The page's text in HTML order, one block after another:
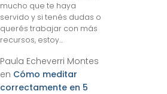
mucho que te haya
servido y si tenés dudas o
querés trabajar con más
recursos, estoy…
Paula Echeverri Montes
en Cómo meditar
correctamente en 5